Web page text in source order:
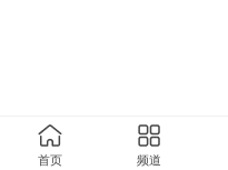
首页 频道